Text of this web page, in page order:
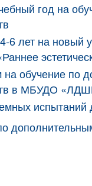
год на
6 лет на
обучение по
в МБУДО